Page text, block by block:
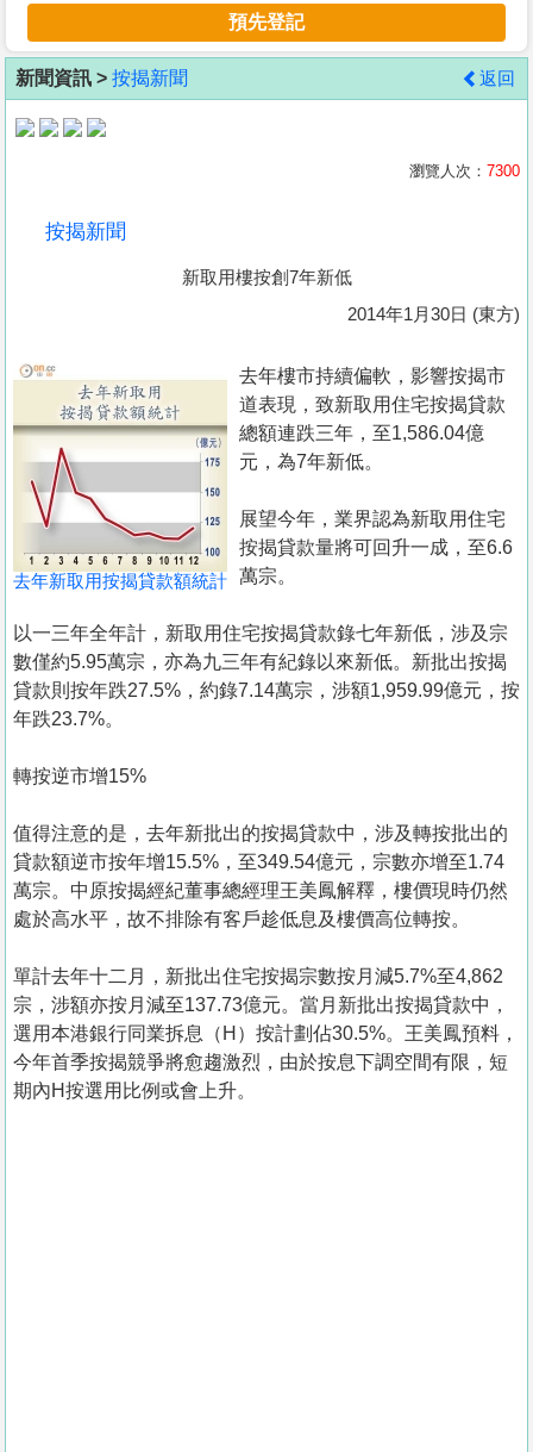
客
地
產
業
手
冊
關
於
們
預先登記
新聞資訊 > 按揭新聞 返回
瀏覽人次： 7300
按揭新聞
新取用樓按創7年新低
2014年1月30日 (東方)
去年新取用按揭貸款額統計
去年樓市持續偏軟，影響按揭市
道表現，致新取用住宅按揭貸款
總額連跌三年，至1,586.04億
元，為7年新低。
展望今年，業界認為新取用住宅
按揭貸款量將可回升一成，至6.6
萬宗。
以一三年全年計，新取用住宅按揭貸款錄七年新低，涉及宗
數僅約5.95萬宗，亦為九三年有紀錄以來新低。新批出按揭
貸款則按年跌27.5%，約錄7.14萬宗，涉額1,959.99億元，按
年跌23.7%。
轉按逆市增15%
值得注意的是，去年新批出的按揭貸款中，涉及轉按批出的
貸款額逆市按年增15.5%，至349.54億元，宗數亦增至1.74
萬宗。中原按揭經紀董事總經理王美鳳解釋，樓價現時仍然
處於高水平，故不排除有客戶趁低息及樓價高位轉按。
單計去年十二月，新批出住宅按揭宗數按月減5.7%至4,862
宗，涉額亦按月減至137.73億元。當月新批出按揭貸款中，
選用本港銀行同業拆息（H）按計劃佔30.5%。王美鳳預料，
今年首季按揭競爭將愈趨激烈，由於按息下調空間有限，短
期內H按選用比例或會上升。